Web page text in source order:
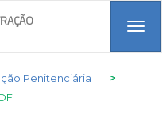
Penitenciária
>